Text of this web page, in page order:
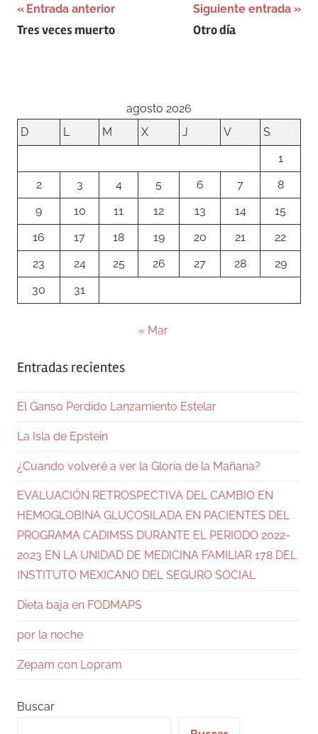
Etiquetada
como
UMF
Navegación
de
Entrada anterior
Tres veces muerto
Siguiente entrada
Otro día
agosto 2026
D
L M X J V
S
1
2
3 4 5 6 7
8
9
10 11 12 13 14
15
16
17 18 19 20 21
22
23
24 25 26 27 28
29
30
31
« Mar
Entradas recientes
El Ganso Perdido Lanzamiento Estelar
La Isla de Epstein
¿Cuando volveré a ver la Gloria de la Mañana?
EVALUACIÓN RETROSPECTIVA DEL CAMBIO EN
HEMOGLOBINA GLUCOSILADA EN PACIENTES DEL
PROGRAMA CADIMSS DURANTE EL PERIODO 2022-
2023 EN LA UNIDAD DE MEDICINA FAMILIAR 178 DEL
INSTITUTO MEXICANO DEL SEGURO SOCIAL
Dieta baja en FODMAPS
por la noche
Zepam con Lopram
Buscar